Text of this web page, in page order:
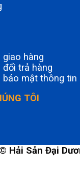
giao hàng
đổi trả hàng
bảo mật thông tin
TÔI
Hải Sản Đại